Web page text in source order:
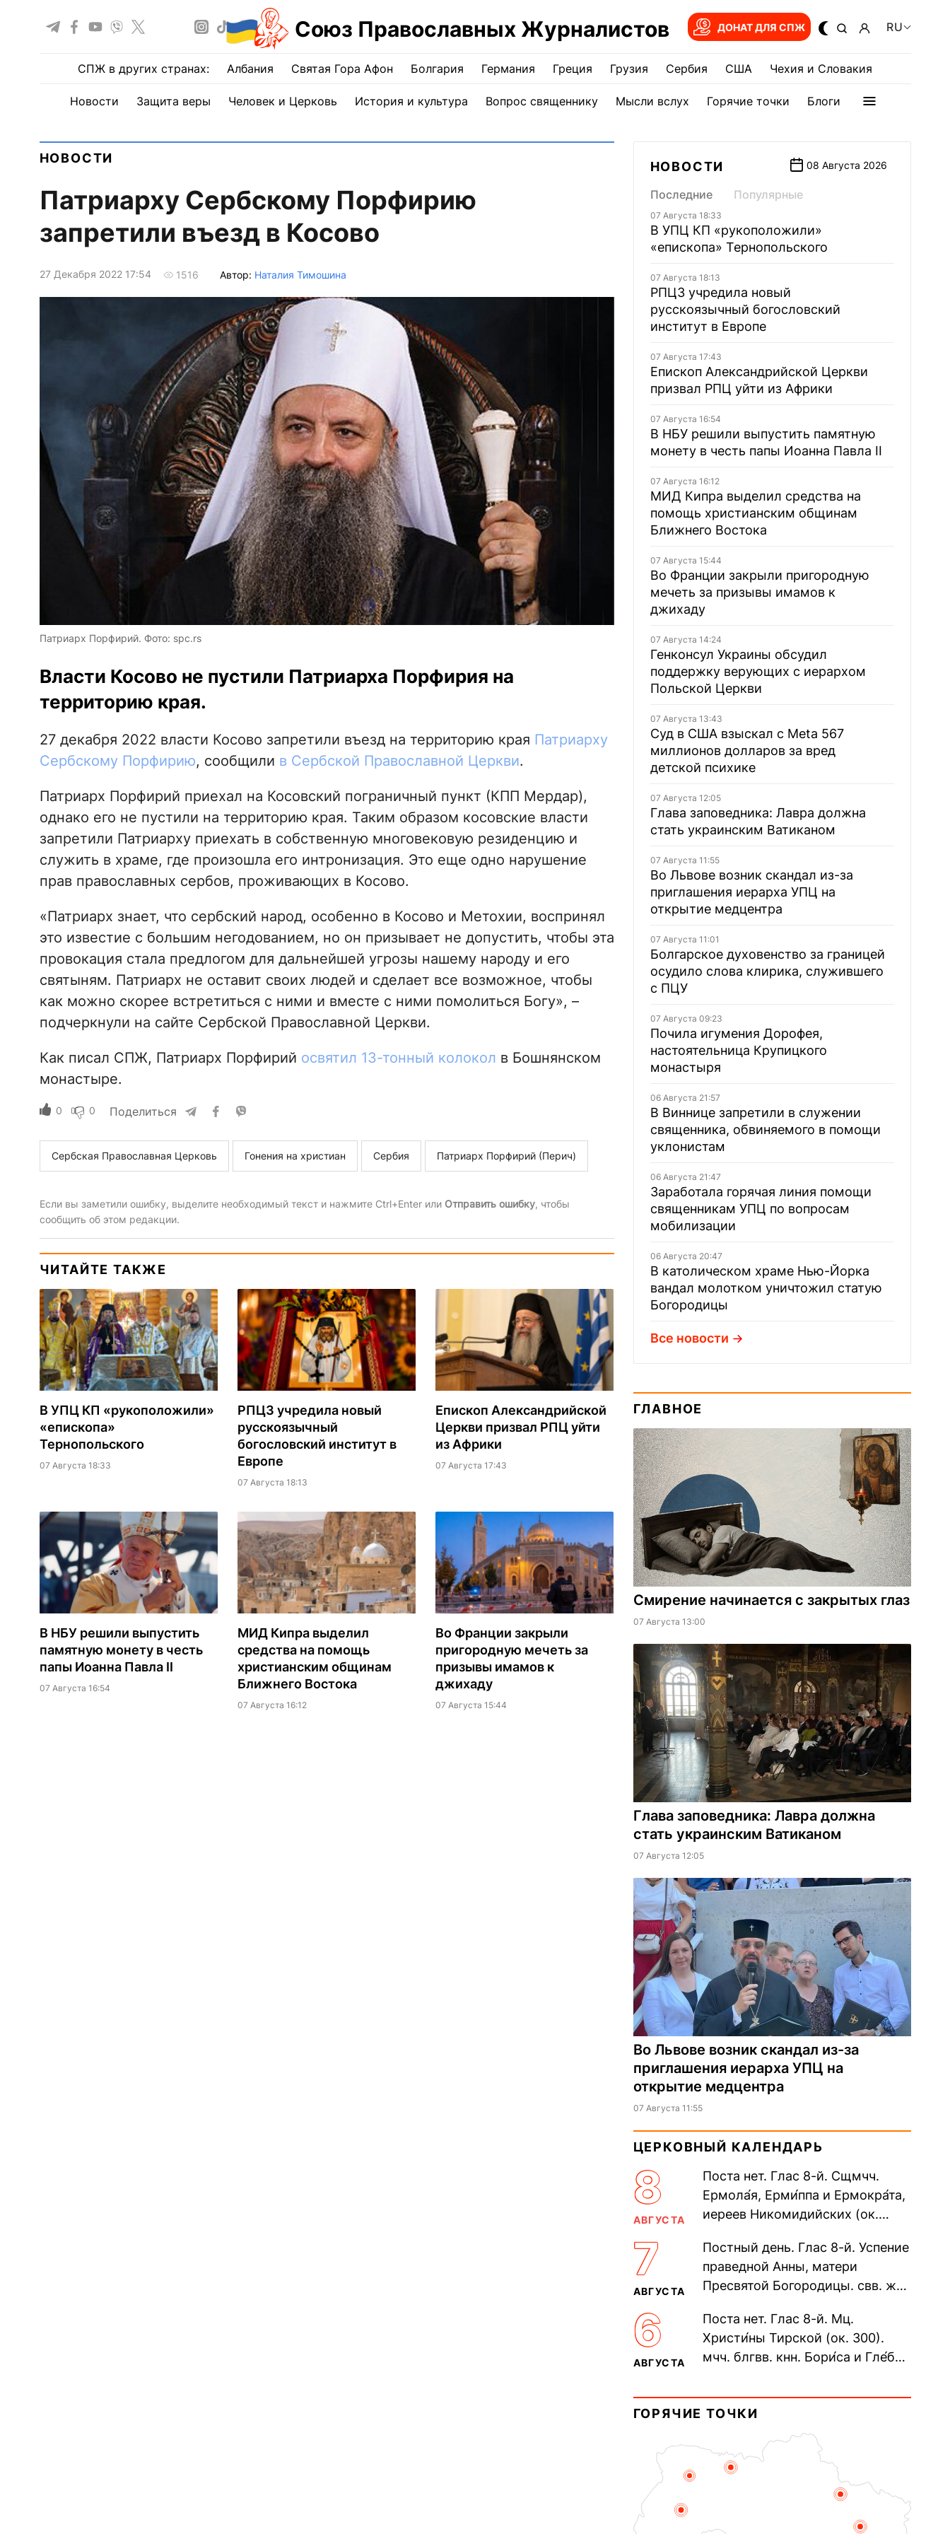
Союз Православных Журналистов ДОНАТ ДЛЯ СПЖ RU
СПЖ в других странах: Албания Святая Гора Афон Болгария Германия Греция Грузия Сербия США Чехия и Словакия
Новости Защита веры Человек и Церковь История и культура Вопрос священнику Мысли вслух Горячие точки Блоги
НОВОСТИ
Патриарху Сербскому Порфирию
запретили въезд в Косово
27 Декабря 2022 17:54 1516 Автор: Наталия Тимошина
Патриарх Порфирий. Фото: spc.rs
Власти Косово не пустили Патриарха Порфирия на
территорию края.
27 декабря 2022 власти Косово запретили въезд на территорию края Патриарху
Сербскому Порфирию, сообщили в Сербской Православной Церкви.
Патриарх Порфирий приехал на Косовский пограничный пункт (КПП Мердар),
однако его не пустили на территорию края. Таким образом косовские власти
запретили Патриарху приехать в собственную многовековую резиденцию и
служить в храме, где произошла его интронизация. Это еще одно нарушение
прав православных сербов, проживающих в Косово.
«Патриарх знает, что сербский народ, особенно в Косово и Метохии, воспринял
это известие с большим негодованием, но он призывает не допустить, чтобы эта
провокация стала предлогом для дальнейшей угрозы нашему народу и его
святыням. Патриарх не оставит своих людей и сделает все возможное, чтобы
как можно скорее встретиться с ними и вместе с ними помолиться Богу», –
подчеркнули на сайте Сербской Православной Церкви.
Как писал СПЖ, Патриарх Порфирий освятил 13-тонный колокол в Бошнянском
монастыре.
0 0 Поделиться
Сербская Православная Церковь Гонения на христиан Сербия Патриарх Порфирий (Перич)
Если вы заметили ошибку, выделите необходимый текст и нажмите Ctrl+Enter или Отправить ошибку, чтобы
сообщить об этом редакции.
ЧИТАЙТЕ ТАКЖЕ
В УПЦ КП «рукоположили»
«епископа»
Тернопольского
07 Августа 18:33
РПЦЗ учредила новый
русскоязычный
богословский институт в
Европе
07 Августа 18:13
Епископ Александрийской
Церкви призвал РПЦ уйти
из Африки
07 Августа 17:43
В НБУ решили выпустить
памятную монету в честь
папы Иоанна Павла II
07 Августа 16:54
МИД Кипра выделил
средства на помощь
христианским общинам
Ближнего Востока
07 Августа 16:12
Во Франции закрыли
пригородную мечеть за
призывы имамов к
джихаду
07 Августа 15:44
НОВОСТИ 08 Августа 2026
Последние Популярные
07 Августа 18:33
В УПЦ КП «рукоположили»
«епископа» Тернопольского
07 Августа 18:13
РПЦЗ учредила новый
русскоязычный богословский
институт в Европе
07 Августа 17:43
Епископ Александрийской Церкви
призвал РПЦ уйти из Африки
07 Августа 16:54
В НБУ решили выпустить памятную
монету в честь папы Иоанна Павла II
07 Августа 16:12
МИД Кипра выделил средства на
помощь христианским общинам
Ближнего Востока
07 Августа 15:44
Во Франции закрыли пригородную
мечеть за призывы имамов к
джихаду
07 Августа 14:24
Генконсул Украины обсудил
поддержку верующих с иерархом
Польской Церкви
07 Августа 13:43
Суд в США взыскал с Meta 567
миллионов долларов за вред
детской психике
07 Августа 12:05
Глава заповедника: Лавра должна
стать украинским Ватиканом
07 Августа 11:55
Во Львове возник скандал из-за
приглашения иерарха УПЦ на
открытие медцентра
07 Августа 11:01
Болгарское духовенство за границей
осудило слова клирика, служившего
с ПЦУ
07 Августа 09:23
Почила игумения Дорофея,
настоятельница Крупицкого
монастыря
06 Августа 21:57
В Виннице запретили в служении
священника, обвиняемого в помощи
уклонистам
06 Августа 21:47
Заработала горячая линия помощи
священникам УПЦ по вопросам
мобилизации
06 Августа 20:47
В католическом храме Нью-Йорка
вандал молотком уничтожил статую
Богородицы
Все новости
ГЛАВНОЕ
Смирение начинается с закрытых глаз
07 Августа 13:00
Глава заповедника: Лавра должна
стать украинским Ватиканом
07 Августа 12:05
Во Львове возник скандал из-за
приглашения иерарха УПЦ на
открытие медцентра
07 Августа 11:55
ЦЕРКОВНЫЙ КАЛЕНДАРЬ
8
АВГУСТА
Поста нет. Глас 8-й. Сщмчч.
Ермола́я, Ерми́ппа и Ермокра́та,
иереев Никомидийских (ок.
Печерского, в Ближних
пещерах...
7
АВГУСТА
Постный день. Глас 8-й. Успение
праведной Анны, матери
Пресвятой Богородицы. свв. жен
прп. Евпракси́и девы,...
6
АВГУСТА
Поста нет. Глас 8-й. Мц.
Христи́ны Тирской (ок. 300).
мчч. блгвв. кнн. Бори́са и Гле́ба,
Дави́да (1015). Прп....
ГОРЯЧИЕ ТОЧКИ